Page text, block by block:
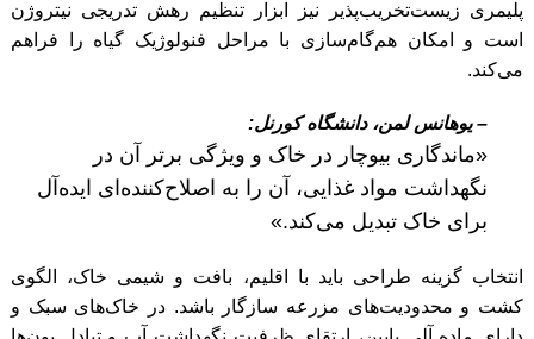
پلیمری زیست‌تخریب‌پذیر نیز ابزار تنظیم رهش تدریجی نیتروژن
است و امکان هم‌گام‌سازی با مراحل فنولوژیک گیاه را فراهم
می‌کند.
– یوهانس لمن، دانشگاه کورنل:
«ماندگاری بیوچار در خاک و ویژگی برتر آن در
نگهداشت مواد غذایی، آن را به اصلاح‌کننده‌ای ایده‌آل
برای خاک تبدیل می‌کند.»
انتخاب گزینه طراحی باید با اقلیم، بافت و شیمی خاک، الگوی
کشت و محدودیت‌های مزرعه سازگار باشد. در خاک‌های سبک و